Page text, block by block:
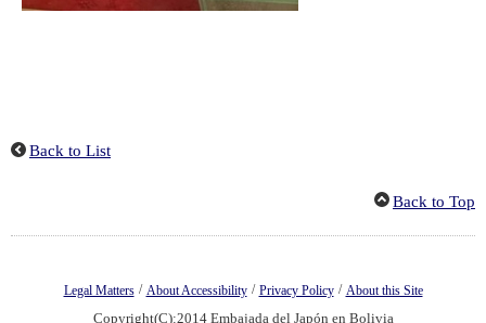
Back to List
Back to Top
Legal Matters / About Accessibility / Privacy Policy / About this Site
Copyright(C):2014 Embajada del Japón en Bolivia